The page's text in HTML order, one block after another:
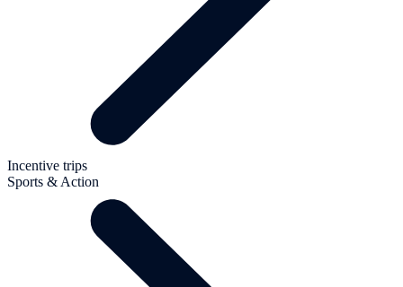
Incentive trips
Sports & Action